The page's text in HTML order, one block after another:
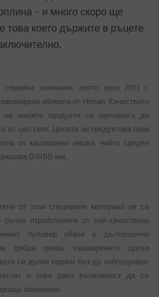
- и много скоро ще
това което държите в ръцете
компания, която през 2011 г.
облекла от Непал. Качеството
на нашите продукти са причината да
от цял свят. Цялата ни продуктова гама
от кашмирени нишки, чийто среден
0.0155 мм.
от този специален материал не са
ръчно изработените от най-качествена
пуловер обаче е дългосрочна
добра грижа, кашмирените дрехи
си дълги години без да избледняват
и това дава възможност да се
поколение.